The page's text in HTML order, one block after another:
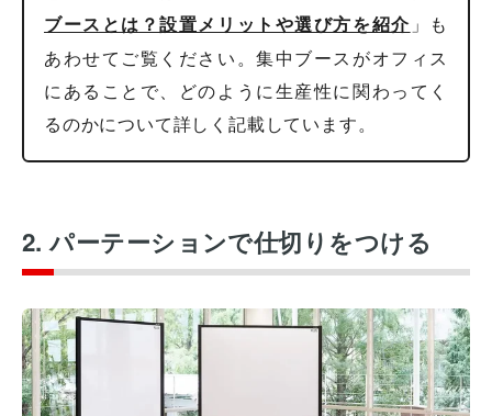
ブースとは？設置メリットや選び方を紹介 」も
あわせてご覧ください。集中ブースがオフィス
にあることで、どのように生産性に関わってく
るのかについて詳しく記載しています。
2. パーテーションで仕切りをつける